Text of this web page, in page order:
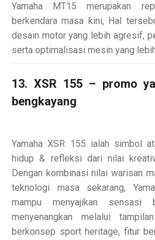
Yamaha MT15 merupakan
berkendara masa kini, Hal
desain motor yang lebih agresif,
serta optimalisasi mesin yang
13. XSR 155 – promo
bengkayang
Yamaha XSR 155 ialah simbol
hidup & refleksi dari nilai
Dengan kombinasi nilai warisan
teknologi masa sekarang,
mampu menyajikan sensasi
menyenangkan melalui
berkonsep sport heritage, fitur